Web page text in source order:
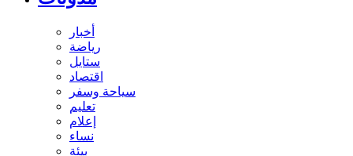
أخبار
رياضة
ستايل
اقتصاد
سياحة وسفر
تعليم
إعلام
نساء
بيئة